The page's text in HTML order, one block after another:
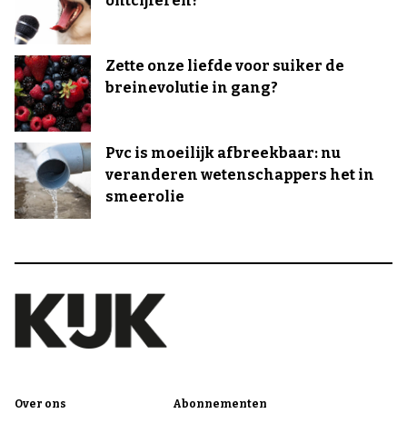
Zette onze liefde voor suiker de
breinevolutie in gang?
Pvc is moeilijk afbreekbaar: nu
veranderen wetenschappers het in
smeerolie
Over ons Abonnementen